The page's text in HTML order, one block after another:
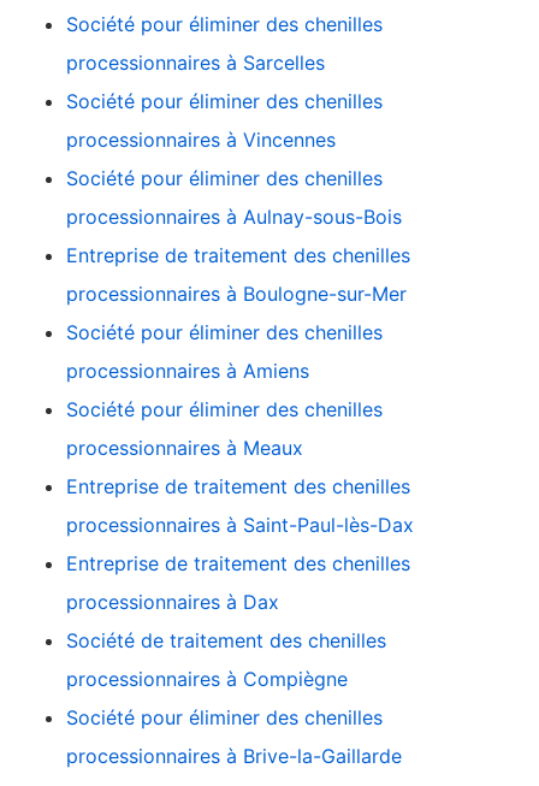
Société pour éliminer des chenilles
processionnaires à Sarcelles
Société pour éliminer des chenilles
processionnaires à Vincennes
Société pour éliminer des chenilles
processionnaires à Aulnay-sous-Bois
Entreprise de traitement des chenilles
processionnaires à Boulogne-sur-Mer
Société pour éliminer des chenilles
processionnaires à Amiens
Société pour éliminer des chenilles
processionnaires à Meaux
Entreprise de traitement des chenilles
processionnaires à Saint-Paul-lès-Dax
Entreprise de traitement des chenilles
processionnaires à Dax
Société de traitement des chenilles
processionnaires à Compiègne
Société pour éliminer des chenilles
processionnaires à Brive-la-Gaillarde